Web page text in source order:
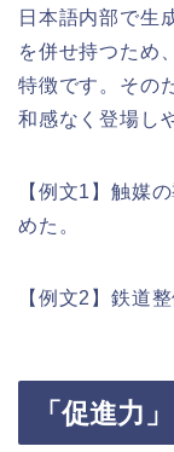
日本語内部で生
を併せ持つため
特徴です。その
和感なく登場し
【例文1】触媒
めた。
【例文2】鉄道
「促進力